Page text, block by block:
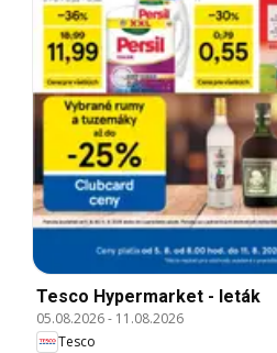
Tesco Hypermarket - leták
05.08.2026- 11.08.2026
Tesco